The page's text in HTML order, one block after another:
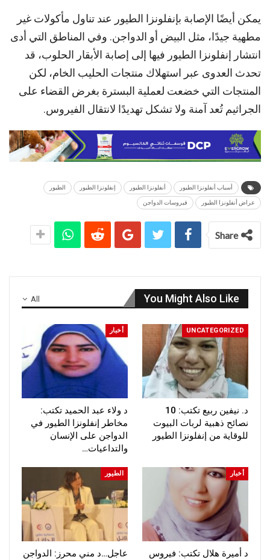
يمكن أيضًا الإصابة بإنفلونزا الطيور عند تناول مأكولات غير
مطهية جيدًا، مثل البيض أو الدواجن. وفي المناطق التي أدى
انتشار إنفلونزا الطيور فيها إلى إصابة الأبقار الحلوب، قد
تحدث العدوى عبر استهلاك منتجات الحليب الخام، لكن
المنتجات التي خضعت لعملية البسترة بغرض القضاء على
الجراثيم تُعد آمنة ولا تشكل تهديدًا لانتقال الفيروس.
أسباب أنفلونزا الطيور أنفلونزا الطيور إنفلونزا الطيور الطيور
عراض أنفلونزا الطيور فيروسات الدواجن
Share
All You Might Also Like
UNCATEGORIZED
د. نيفين ربيع تكتب: 10
نصائح ذهبية لربات البيوت
للوقاية من إنفلونزا الطيور
أخبار
د ولاء عبد الحميد تكتب:
مخاطر إنفلونزا الطيور في
الدواجن على الإنسان
والتداعيات…
أخبار
د أميرة هلال تكتب: فيروس
الطيور
عاجل…د مني محرز: الدواجن